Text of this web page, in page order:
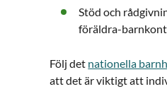
Stöd och
föräldra-
Följ det nationella
att det är viktigt att